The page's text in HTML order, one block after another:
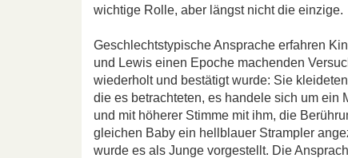
wichtige Rolle, aber längst nicht die einzige.
Geschlechtstypische Ansprache erfahren
und Lewis einen Epoche machenden
wiederholt und bestätigt wurde: Sie
die es betrachteten, es handele sich um ein
und mit höherer Stimme mit ihm, die
gleichen Baby ein hellblauer Strampler
wurde es als Junge vorgestellt. Die